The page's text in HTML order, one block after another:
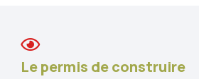
Le permis de construire